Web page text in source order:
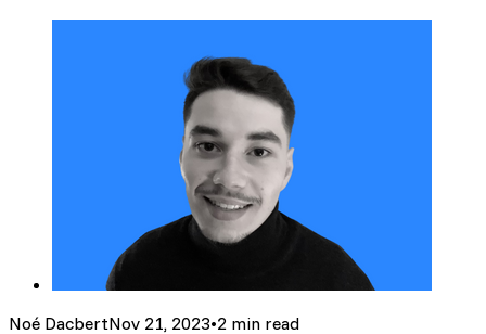
Noé DacbertNov 21, 2023•2 min read